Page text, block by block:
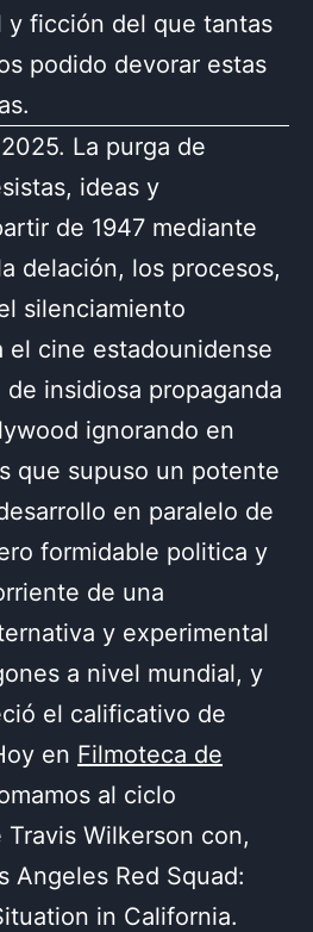
y ficción del que tantas
podido devorar estas
La purga de
ideas y
de 1947 mediante
delación, los procesos,
silenciamiento
el cine estadounidense
insidiosa propaganda
ignorando en
que supuso un potente
en paralelo de
formidable politica y
de una
y experimental
a nivel mundial, y
el calificativo de
en Filmoteca de
al ciclo
Wilkerson con,
Angeles Red Squad:
in California.